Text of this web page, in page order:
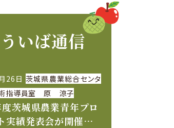
いば通信
26日 茨城県農業総合センタ
指導員室 原 涼子
茨城県農業青年プロ
実績発表会が開催さ